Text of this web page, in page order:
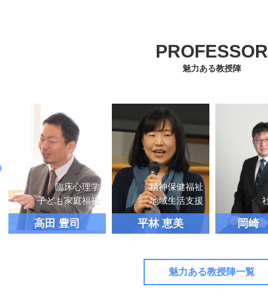
PROFESSOR
魅力ある教授陣
精神保健福祉
地域生活支援
平林 恵美
社会福祉学
岡崎 利治 一瀬
魅力ある教授陣一覧